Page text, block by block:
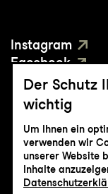
Instagram
Facebook
YouTube
©
Der Schutz
wichtig
Um Ihnen ein
verwenden wir
unserer Website
Inhalte